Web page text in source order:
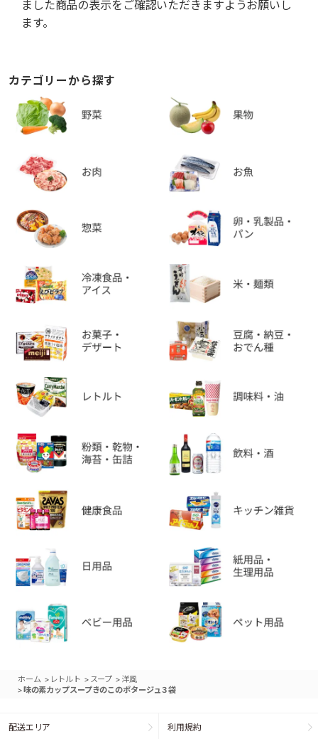
ました商品の表示をご確認いただきますようお願いし
ます。
カテゴリーから探す
ホーム > レトルト > スープ > 洋風
> 味の素カップスープきのこのポタージュ３袋
配送エリア 利用規約